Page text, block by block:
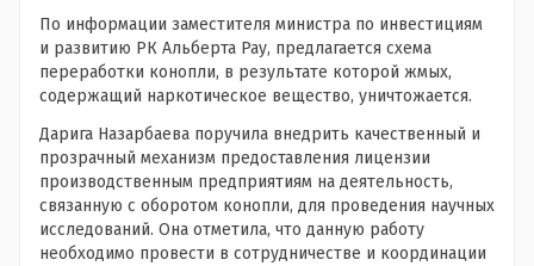
По информации заместителя министра по инвестициям
и развитию РК Альберта Рау, предлагается схема
переработки конопли, в результате которой жмых,
содержащий наркотическое вещество, уничтожается.
Дарига Назарбаева поручила внедрить качественный и
прозрачный механизм предоставления лицензии
производственным предприятиям на деятельность,
связанную с оборотом конопли, для проведения научных
исследований. Она отметила, что данную работу
необходимо провести в сотрудничестве и координации